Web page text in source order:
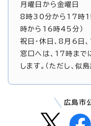
月曜日から金曜日
8時30分から17時15
時から16時45分）
祝日・休日、8月6
窓口へは、17時まで
します。（ただし、
広島市